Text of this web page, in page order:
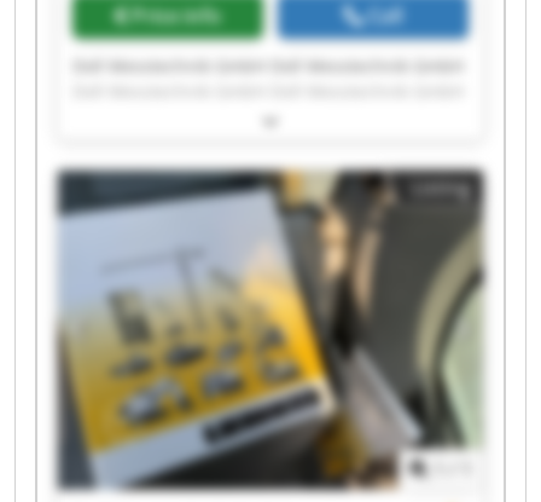
Price info Call
Doll Messtechnik GmbH Doll Messtechnik GmbH
Doll Messtechnik GmbH Doll Messtechnik GmbH
Doll Messtechnik GmbH Doll Messtechnik GmbH
Doll Messtechnik GmbH Doll Messtechnik GmbH
Doll Messtechnik GmbH Doll Messtechnik GmbH
Doll Messtechnik GmbH Doll Messtechnik GmbH
Doll Messtechnik GmbH Doll Messtechnik GmbH
Doll Messtechnik GmbH Doll Messtechnik GmbH
Listing